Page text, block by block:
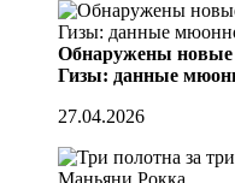
Обнаружены
Гизы: данные
27.04.2026